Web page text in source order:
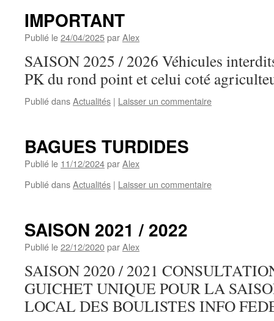
IMPORTANT
Publié le24/04/2025parAlex
SAISON 2025 / 2026 Véhicules
PK du rond point et celui coté
Publié dansActualités | Laisser un commentaire
BAGUES TURDIDES
Publié le 11/12/2024parAlex
Publié dansActualités | Laisser un commentaire
SAISON 2021 / 2022
Publié le22/12/2020parAlex
SAISON 2020 / 2021
GUICHET UNIQUE POUR LA
LOCAL DES BOULISTES INFO